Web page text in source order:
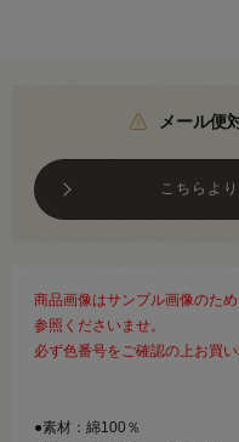
メール便
こちらよ
商品画像はサンプル画像のた
参照くださいませ。
必ず色番号をご確認の上お買い
●素材：綿100％